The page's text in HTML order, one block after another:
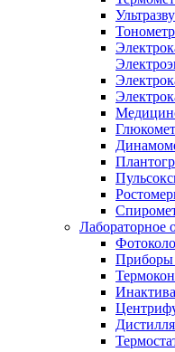
Лабораторное
Приборы